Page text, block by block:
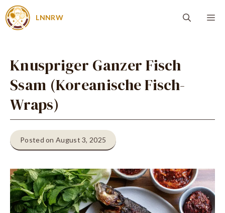
Zum
Inhalt
LNNRW
Knuspriger Ganzer Fisch
Ssam (Koreanische Fisch-
Wraps)
Posted on August 3, 2025